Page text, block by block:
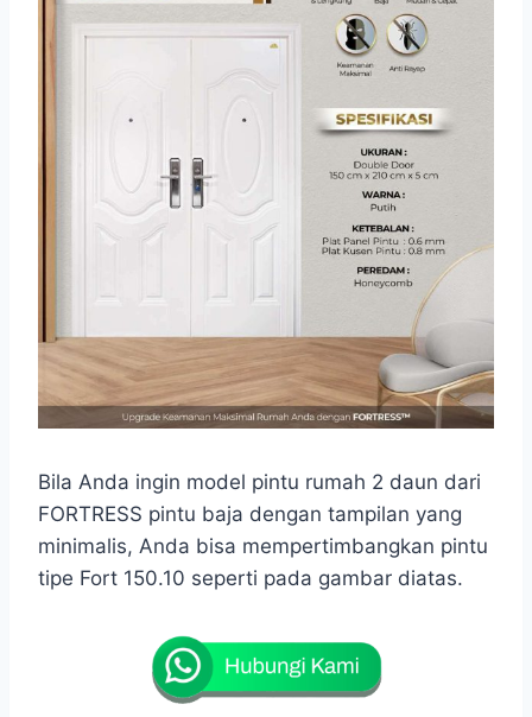
Bila Anda ingin model pintu rumah 2 daun dari
FORTRESS pintu baja dengan tampilan yang
minimalis, Anda bisa mempertimbangkan pintu
tipe Fort 150.10 seperti pada gambar diatas.